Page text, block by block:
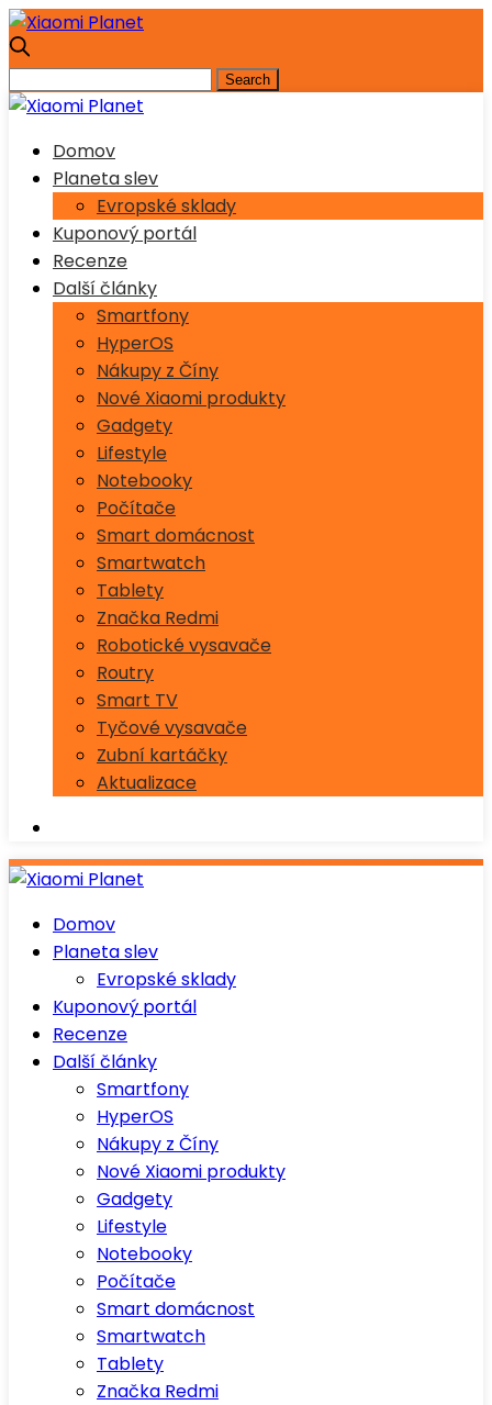
Domov
Planeta slev
Evropské sklady
Kuponový portál
Recenze
Další články
Smartfony
HyperOS
Nákupy z Číny
Nové Xiaomi produkty
Gadgety
Lifestyle
Notebooky
Počítače
Smart domácnost
Smartwatch
Tablety
Značka Redmi
Robotické vysavače
Routry
Smart TV
Tyčové vysavače
Zubní kartáčky
Aktualizace
Domov
Planeta slev
Evropské sklady
Kuponový portál
Recenze
Další články
Smartfony
HyperOS
Nákupy z Číny
Nové Xiaomi produkty
Gadgety
Lifestyle
Notebooky
Počítače
Smart domácnost
Smartwatch
Tablety
Značka Redmi